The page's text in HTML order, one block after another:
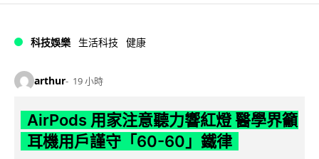
科技娛樂 生活科技 健康
arthur 19 小時
AirPods 用家注意聽力響紅燈 醫學界籲
耳機用戶謹守「60-60」鐵律